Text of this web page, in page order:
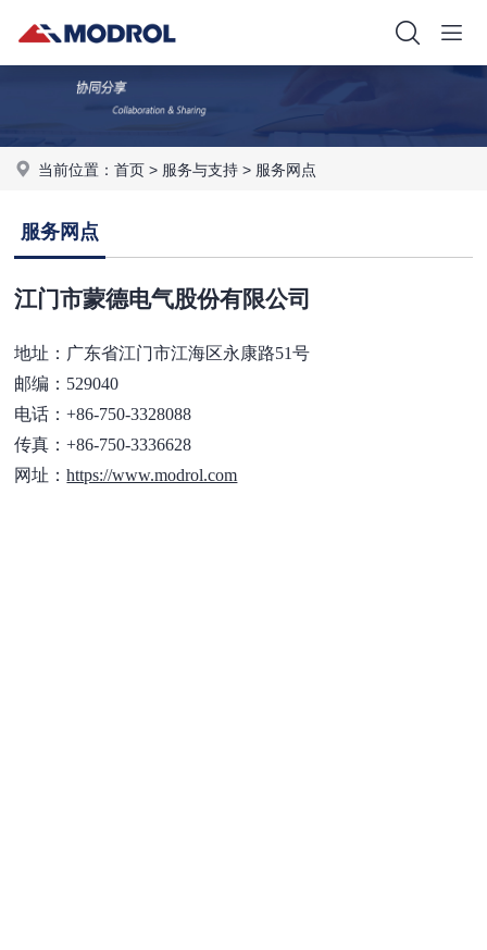
当前位置：首页 > 服务与支持 > 服务网点
服务网点
江门市蒙德电气股份有限公司
地址：广东省江门市江海区永康路51号
邮编：529040
电话：+86-750-3328088
传真：+86-750-3336628
网址：https://www.modrol.com